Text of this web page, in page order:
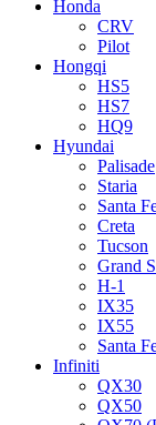
Honda
CRV
Pilot
Hongqi
HS5
HS7
HQ9
Hyundai
Palisade
Staria
Santa
Creta
Tucson
Grand
H-1
IX35
IX55
Santa
Infiniti
QX30
QX50